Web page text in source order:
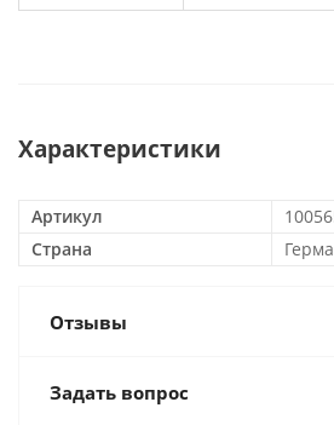
Характеристики
Артикул
Страна
Отзывы
Задать вопрос